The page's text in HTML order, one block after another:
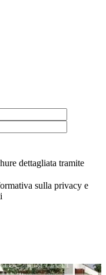
dettagliata tramite
sulla privacy e